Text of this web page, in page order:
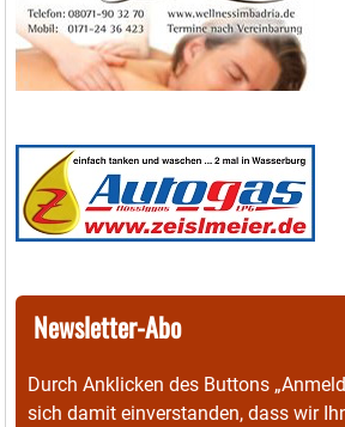
Newsletter-Abo
Durch Anklicken des Buttons
sich damit einverstanden, dass wir